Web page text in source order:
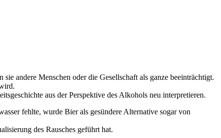
andere Menschen oder die Gesellschaft als ganze beeinträchtigt.
aus der Perspektive des Alkohols neu interpretieren.
fehlte, wurde Bier als gesündere Alternative sogar von
des Rausches geführt hat.